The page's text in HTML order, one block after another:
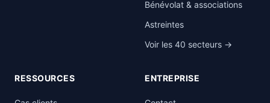
Bénévolat & associations
Astreintes
Voir les 40 secteurs →
RESSOURCES ENTREPRISE